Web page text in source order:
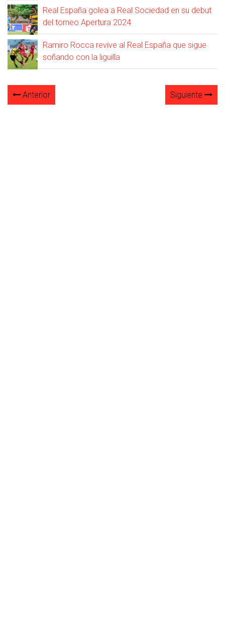
Real España golea a Real Sociedad en su debut
del torneo Apertura 2024
Ramiro Rocca revive al Real España que sigue
soñando con la liguilla
Anterior Siguiente